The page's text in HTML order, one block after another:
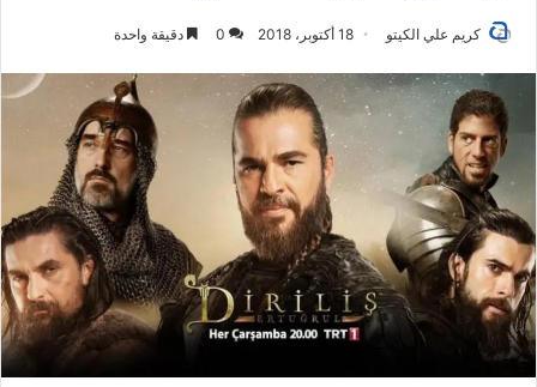
كريم علي الكيتو 18 أكتوبر، 2018 0 دقيقة واحدة